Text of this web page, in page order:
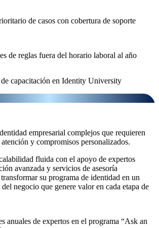
de casos con cobertura de soporte
de reglas fuera del horario laboral al año
de capacitación en Identity University
empresarial complejos que requieren
y compromisos personalizados.
fluida con el apoyo de expertos
avanzada y servicios de asesoría
su programa de identidad en un
negocio que genere valor en cada etapa de
anuales de expertos en el programa “Ask an